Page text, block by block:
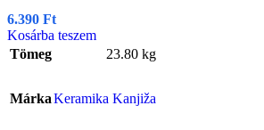
6.390 Ft
Kosárba teszem
Tömeg
23.80 kg
MárkaKeramika Kanjiža